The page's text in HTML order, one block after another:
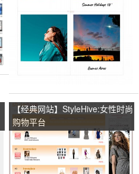
【经典网站】StyleHive:女性时尚
购物平台